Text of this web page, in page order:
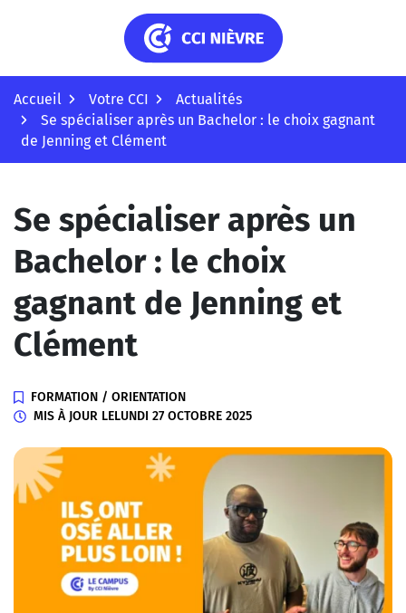
CCI Nièvre
Accueil Votre CCI
Actualités
Se spécialiser après un Bachelor : le choix gagnant
de Jenning et Clément
Se spécialiser après un
Bachelor : le choix
gagnant de Jenning et
Clément
FORMATION / ORIENTATION
MIS À JOUR LELUNDI 27 OCTOBRE 2025